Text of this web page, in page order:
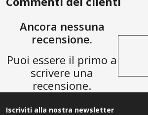
Ancora nessuna
recensione.
Puoi essere il primo a
scrivere una
recensione.
Iscriviti alla nostra newsletter